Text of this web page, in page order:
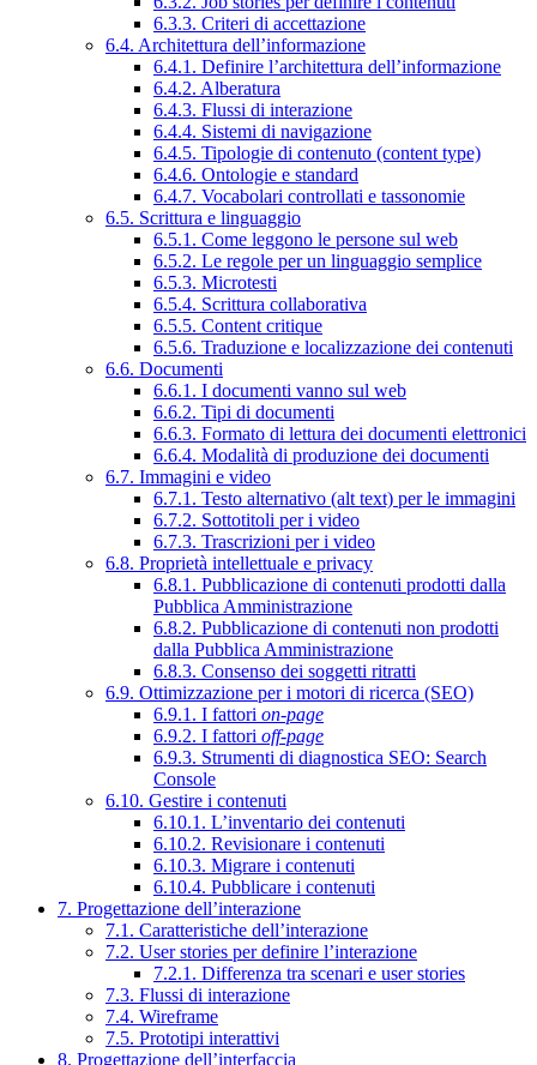
6.3.3. Criteri di accettazione
6.4. Architettura dell’informazione
6.4.1. Definire l’architettura dell’informazione
6.4.2. Alberatura
6.4.3. Flussi di interazione
6.4.4. Sistemi di navigazione
6.4.5. Tipologie di contenuto (content type)
6.4.6. Ontologie e standard
6.4.7. Vocabolari controllati e tassonomie
6.5. Scrittura e linguaggio
6.5.1. Come leggono le persone sul web
6.5.2. Le regole per un linguaggio semplice
6.5.3. Microtesti
6.5.4. Scrittura collaborativa
6.5.5. Content critique
6.5.6. Traduzione e localizzazione dei contenuti
6.6. Documenti
6.6.1. I documenti vanno sul web
6.6.2. Tipi di documenti
6.6.3. Formato di lettura dei documenti elettronici
6.6.4. Modalità di produzione dei documenti
6.7. Immagini e video
6.7.1. Testo alternativo (alt text) per le immagini
6.7.2. Sottotitoli per i video
6.7.3. Trascrizioni per i video
6.8. Proprietà intellettuale e privacy
6.8.1. Pubblicazione di contenuti prodotti dalla
Pubblica Amministrazione
6.8.2. Pubblicazione di contenuti non prodotti
dalla Pubblica Amministrazione
6.8.3. Consenso dei soggetti ritratti
6.9. Ottimizzazione per i motori di ricerca (SEO)
6.9.1. I fattori on-page
6.9.2. I fattori off-page
6.9.3. Strumenti di diagnostica SEO: Search
Console
6.10. Gestire i contenuti
6.10.1. L’inventario dei contenuti
6.10.2. Revisionare i contenuti
6.10.3. Migrare i contenuti
6.10.4. Pubblicare i contenuti
7. Progettazione dell’interazione
7.1. Caratteristiche dell’interazione
7.2. User stories per definire l’interazione
7.2.1. Differenza tra scenari e user stories
7.3. Flussi di interazione
7.4. Wireframe
7.5. Prototipi interattivi
8. Progettazione dell’interfaccia